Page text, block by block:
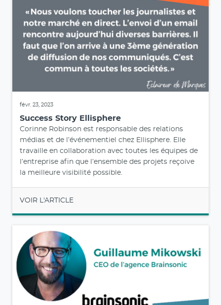
févr. 23, 2023
Success Story Ellisphere
Corinne Robinson est responsable des relations
médias et de l’événementiel chez Ellisphere. Elle
travaille en collaboration avec toutes les équipes de
l’entreprise afin que l’ensemble des projets reçoive
la meilleure visibilité possible.
VOIR L'ARTICLE